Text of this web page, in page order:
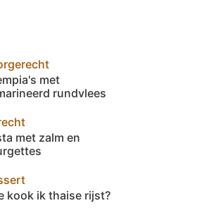
met
rundvlees
met zalm en
kook ik thaise rijst?